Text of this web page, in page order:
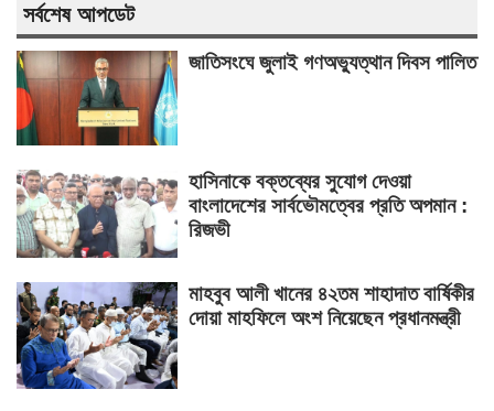
সর্বশেষ আপডেট
জাতিসংঘে জুলাই গণঅভ্যুত্থান দিবস পালিত
হাসিনাকে বক্তব্যের সুযোগ দেওয়া
বাংলাদেশের সার্বভৌমত্বের প্রতি অপমান :
রিজভী
মাহবুব আলী খানের ৪২তম শাহাদাত বার্ষিকীর
দোয়া মাহফিলে অংশ নিয়েছেন প্রধানমন্ত্রী